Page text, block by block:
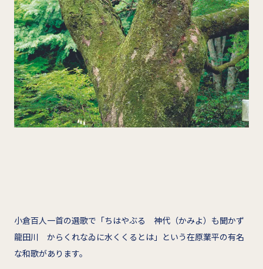
小倉百人一首の選歌で「ちはやぶる 神代（かみよ）も聞かず
龍田川 からくれなゐに水くくるとは」という在原業平の有名
な和歌があります。